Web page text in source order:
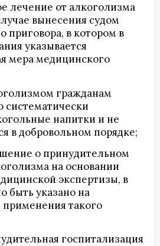
лечение от алкоголизма
вынесения судом
приговора, в котором в
указывается
мера медицинского
гражданам
систематически
напитки и не
в добровольном порядке;
о принудительном
на основании
экспертизы, в
быть указано на
применения такого
госпитализация